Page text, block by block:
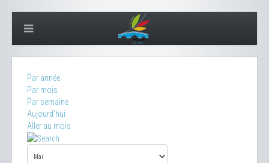
Par année
Par mois
Par semaine
Aujourd'hui
Aller au mois